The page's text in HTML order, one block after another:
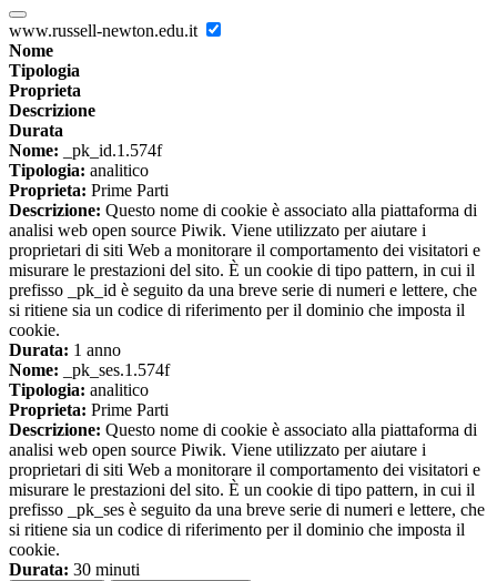
www.russell-newton.edu.it
Nome
Tipologia
Proprieta
Descrizione
Durata
Nome: _pk_id.1.574f
Tipologia: analitico
Proprieta: Prime Parti
Descrizione: Questo nome di cookie è associato alla piattaforma di
analisi web open source Piwik. Viene utilizzato per aiutare i
proprietari di siti Web a monitorare il comportamento dei visitatori e
misurare le prestazioni del sito. È un cookie di tipo pattern, in cui il
prefisso _pk_id è seguito da una breve serie di numeri e lettere, che
si ritiene sia un codice di riferimento per il dominio che imposta il
cookie.
Durata: 1 anno
Nome: _pk_ses.1.574f
Tipologia: analitico
Proprieta: Prime Parti
Descrizione: Questo nome di cookie è associato alla piattaforma di
analisi web open source Piwik. Viene utilizzato per aiutare i
proprietari di siti Web a monitorare il comportamento dei visitatori e
misurare le prestazioni del sito. È un cookie di tipo pattern, in cui il
prefisso _pk_ses è seguito da una breve serie di numeri e lettere, che
si ritiene sia un codice di riferimento per il dominio che imposta il
cookie.
Durata: 30 minuti